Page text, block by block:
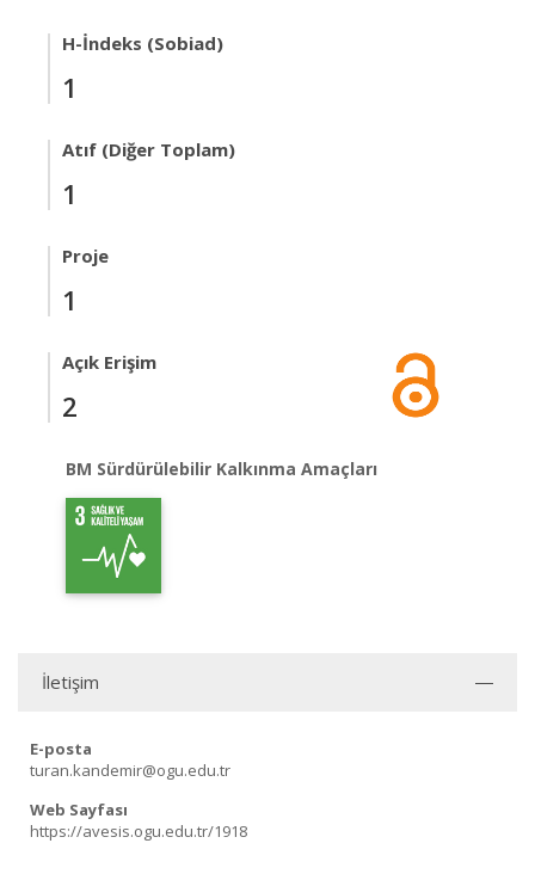
H-İndeks (Sobiad)
1
Atıf (Diğer Toplam)
1
Proje
1
Açık Erişim
2
BM Sürdürülebilir Kalkınma Amaçları
İletişim
E-posta
turan.kandemir@ogu.edu.tr
Web Sayfası
https://avesis.ogu.edu.tr/1918